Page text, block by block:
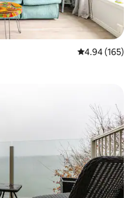
औसत रेटिंग 5 में से
4.94 (165)